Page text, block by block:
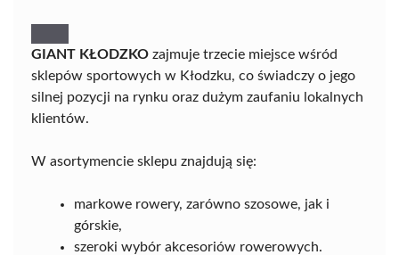
GIANT KŁODZKO zajmuje trzecie miejsce wśród
sklepów sportowych w Kłodzku, co świadczy o jego
silnej pozycji na rynku oraz dużym zaufaniu lokalnych
klientów.
W asortymencie sklepu znajdują się:
markowe rowery, zarówno szosowe, jak i
górskie,
szeroki wybór akcesoriów rowerowych.